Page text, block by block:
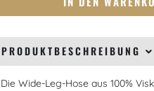
PRODUKTBESCHREIBUNG
Die Wide-Leg-Hose aus 100%